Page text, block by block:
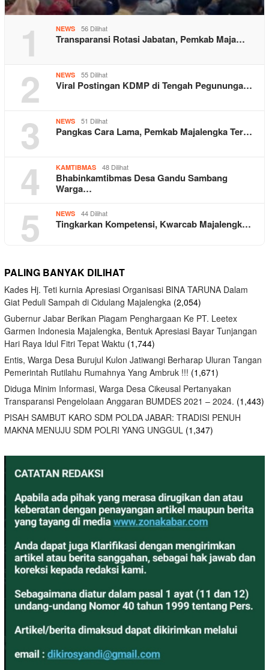
1 NEWS 56 Dilihat
Transparansi Rotasi Jabatan, Pemkab Maja…
2 NEWS 55 Dilihat
Viral Postingan KDMP di Tengah Pegununga…
3 NEWS 51 Dilihat
Pangkas Cara Lama, Pemkab Majalengka Ter…
4 KAMTIBMAS 48 Dilihat
Bhabinkamtibmas Desa Gandu Sambang
Warga…
5 NEWS 44 Dilihat
Tingkarkan Kompetensi, Kwarcab Majalengk…
PALING BANYAK DILIHAT
Kades Hj. Teti kurnia Apresiasi Organisasi BINA TARUNA Dalam
Giat Peduli Sampah di Cidulang Majalengka (2,054)
Gubernur Jabar Berikan Piagam Penghargaan Ke PT. Leetex
Garmen Indonesia Majalengka, Bentuk Apresiasi Bayar Tunjangan
Hari Raya Idul Fitri Tepat Waktu (1,744)
Entis, Warga Desa Burujul Kulon Jatiwangi Berharap Uluran Tangan
Pemerintah Rutilahu Rumahnya Yang Ambruk !!! (1,671)
Diduga Minim Informasi, Warga Desa Cikeusal Pertanyakan
Transparansi Pengelolaan Anggaran BUMDES 2021 – 2024. (1,443)
PISAH SAMBUT KARO SDM POLDA JABAR: TRADISI PENUH
MAKNA MENUJU SDM POLRI YANG UNGGUL (1,347)